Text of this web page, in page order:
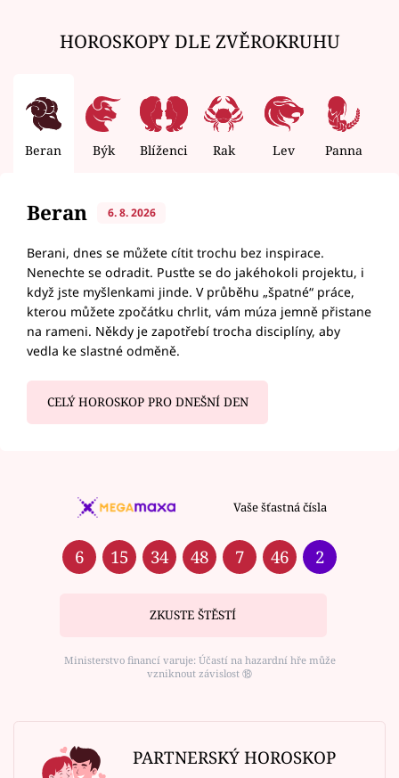
HOROSKOPY DLE ZVĚROKRUHU
Beran Býk Blíženci Rak Lev Panna
Beran 6. 8. 2026
Berani, dnes se můžete cítit trochu bez inspirace.
Nenechte se odradit. Pusťte se do jakéhokoli projektu, i
když jste myšlenkami jinde. V průběhu „špatné“ práce,
kterou můžete zpočátku chrlit, vám múza jemně přistane
na rameni. Někdy je zapotřebí trocha disciplíny, aby
vedla ke slastné odměně.
CELÝ HOROSKOP PRO DNEŠNÍ DEN
Vaše šťastná čísla
6 15 34 48 7 46 2
ZKUSTE ŠTĚSTÍ
Ministerstvo financí varuje: Účastí na hazardní hře může
vzniknout závislost ⑱
PARTNERSKÝ HOROSKOP